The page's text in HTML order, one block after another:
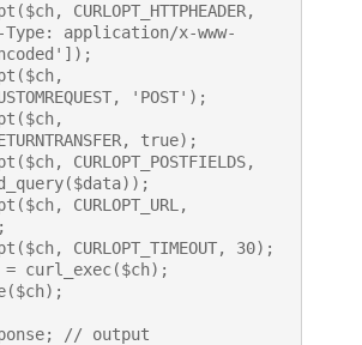
CURLOPT_HTTPHEADER,
application/x-www-
'POST');
true);
CURLOPT_POSTFIELDS,
CURLOPT_URL,
CURLOPT_TIMEOUT, 30);
= curl_exec($ch);
// output